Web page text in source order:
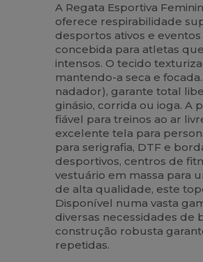
A Regata Esportiva
oferece respirabilidade
desportos ativos e
concebida para atletas
intensos. O tecido
mantendo-a seca e
nadador), garante total
ginásio, corrida ou ioga. A
fiável para treinos ao ar
excelente tela para
para serigrafia, DTF e
desportivos, centros de
vestuário em massa para
de alta qualidade, este
Disponível numa vasta
diversas necessidades de
construção robusta
repetidas.